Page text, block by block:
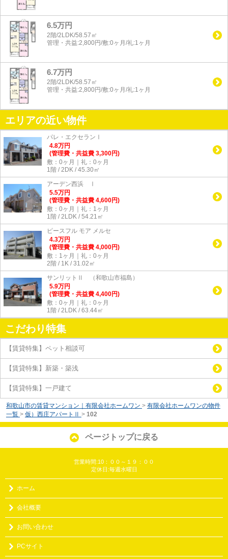
6.5万円
2階/2LDK/58.57㎡
管理・共益:2,800円/敷:0ヶ月/礼:1ヶ月
6.7万円
2階/2LDK/58.57㎡
管理・共益:2,800円/敷:0ヶ月/礼:1ヶ月
エリアの近い物件
パレ・エクセランⅠ
4.8万円
(管理費・共益費 3,300円)
敷：0ヶ月｜礼：0ヶ月
1階 / 2DK / 45.30㎡
アーデン西浜 Ⅰ
5.5万円
(管理費・共益費 4,600円)
敷：0ヶ月｜礼：1ヶ月
1階 / 2LDK / 54.21㎡
ピースフル モア メルセ
4.3万円
(管理費・共益費 4,000円)
敷：1ヶ月｜礼：0ヶ月
2階 / 1K / 31.02㎡
サンリットⅡ （和歌山市福島）
5.9万円
(管理費・共益費 4,400円)
敷：0ヶ月｜礼：0ヶ月
1階 / 2LDK / 63.44㎡
こだわり特集
【賃貸特集】ペット相談可
【賃貸特集】新築・築浅
【賃貸特集】一戸建て
和歌山市の賃貸マンション｜有限会社ホームワン > 有限会社ホームワンの物件
一覧 > 仮）西庄アパートⅡ > 102
ページトップに戻る
営業時間:10：００～１９：００
定休日:毎週水曜日
ホーム
会社概要
お問い合わせ
PCサイト